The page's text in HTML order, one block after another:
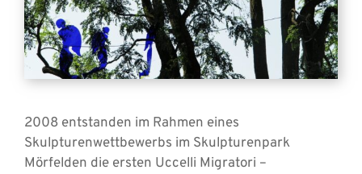
2008 entstanden im Rahmen eines
Skulpturenwettbewerbs im Skulpturenpark
Mörfelden die ersten Uccelli Migratori –